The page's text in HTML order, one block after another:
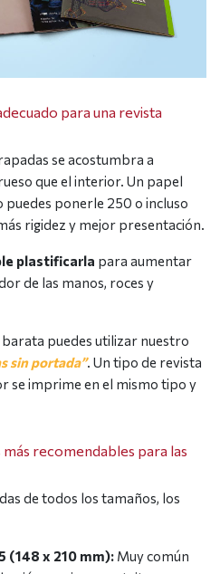
para una revista
se acostumbra a
que el interior. Un papel
ponerle 250 o incluso
rigidez y mejor presentación.
plastificarla para aumentar
de las manos, roces y
barata puedes utilizar nuestro
sin portada”. Un tipo de revista
se imprime en el mismo tipo y
más recomendables para las
de todos los tamaños, los
(148 x 210 mm): Muy común